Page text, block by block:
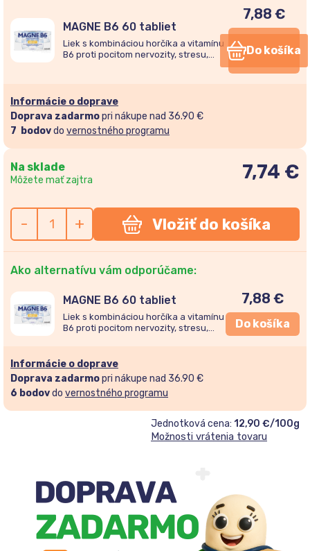
MAGNE B6 60 tabliet
Liek s kombináciou horčíka a vitamínu
B6 proti pocitom nervozity, stresu,
únavy, kŕčov pre dospelých i deti od 6
7,88 €
Do košíka
Informácie o doprave
Doprava zadarmopri nákupe nad 36.90 €
7 bodovdo vernostného programu
Na sklade
Môžete mať zajtra 7,74 €
- + Vložiť do košíka
Ako alternatívu vám odporúčame:
MAGNE B6 60 tabliet
Liek s kombináciou horčíka a vitamínu
B6 proti pocitom nervozity, stresu,
7,88 €
Do košíka
Informácie o doprave
Doprava zadarmopri nákupe nad 36.90 €
6 bodovdo vernostného programu
Jednotková cena: 12,90 €/100g
Možnosti vrátenia tovaru